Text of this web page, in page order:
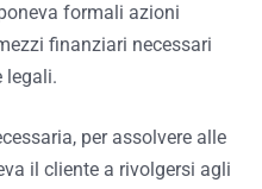
formali azioni
finanziari necessari
legali.
per assolvere alle
il cliente a rivolgersi agli